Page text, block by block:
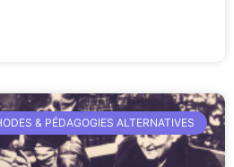
& PÉDAGOGIES ALTERNATIVES